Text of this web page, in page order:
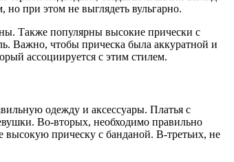
при этом не выглядеть вульгарно.
Также популярны высокие прически с
Важно, чтобы прическа была аккуратной и
ассоциируется с этим стилем.
одежду и аксессуары. Платья с
Во-вторых, необходимо правильно
высокую прическу с банданой. В-третьих, не